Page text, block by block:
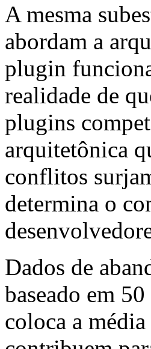
A mesma
abordam a
plugin
realidade de
plugins
arquitetônica
conflitos
determina o
Dados de
baseado em
coloca a